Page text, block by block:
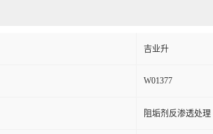
吉业升
W01377
阻垢剂反渗透处理